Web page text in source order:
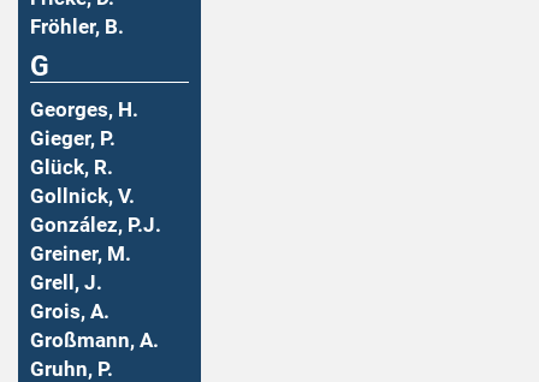
Fröhler, B.
G
Georges, H.
Gieger, P.
Glück, R.
Gollnick, V.
González, P.J.
Greiner, M.
Grell, J.
Grois, A.
Großmann, A.
Gruhn, P.